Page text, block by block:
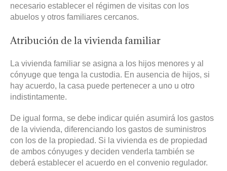
necesario establecer el régimen de visitas con los
abuelos y otros familiares cercanos.
Atribución de la vivienda familiar
La vivienda familiar se asigna a los hijos menores y al
cónyuge que tenga la custodia. En ausencia de hijos, si
hay acuerdo, la casa puede pertenecer a uno u otro
indistintamente.
De igual forma, se debe indicar quién asumirá los gastos
de la vivienda, diferenciando los gastos de suministros
con los de la propiedad. Si la vivienda es de propiedad
de ambos cónyuges y deciden venderla también se
deberá establecer el acuerdo en el convenio regulador.